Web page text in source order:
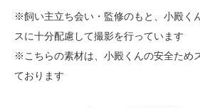
※飼い主立ち会い・監修のもと、小殿く
スに十分配慮して撮影を行っています
※こちらの素材は、小殿くんの安全ため
ております